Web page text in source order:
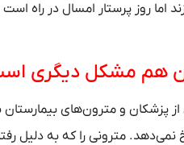
اما روز پرستار امسال در راه
هم مشکل دیگری
و مترون‌های بیمارستان
نمی‌دهد. مترونی را که به دلیل